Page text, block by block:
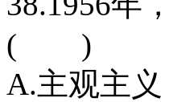
( )
A.主